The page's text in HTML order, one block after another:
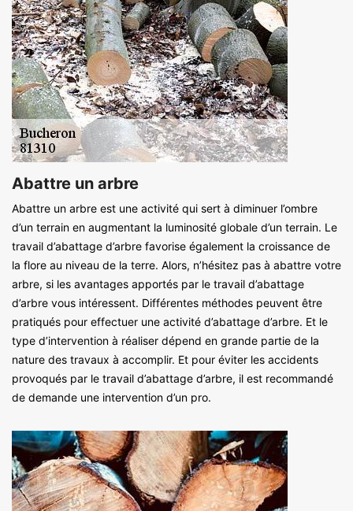
Abattre un arbre
Abattre un arbre est une activité qui sert à diminuer l’ombre
d’un terrain en augmentant la luminosité globale d’un terrain. Le
travail d’abattage d’arbre favorise également la croissance de
la flore au niveau de la terre. Alors, n’hésitez pas à abattre votre
arbre, si les avantages apportés par le travail d’abattage
d’arbre vous intéressent. Différentes méthodes peuvent être
pratiqués pour effectuer une activité d’abattage d’arbre. Et le
type d’intervention à réaliser dépend en grande partie de la
nature des travaux à accomplir. Et pour éviter les accidents
provoqués par le travail d’abattage d’arbre, il est recommandé
de demande une intervention d’un pro.